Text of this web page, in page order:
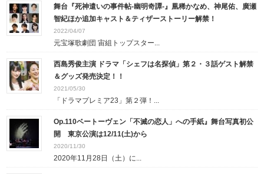
舞台『死神遣いの事件帖-幽明奇譚-』凰稀かなめ、神尾佑、廣瀬
智紀ほか追加キャスト＆ティザーストーリー解禁！
2022/04/07
元宝塚歌劇団 宙組トップスター...
西島秀俊主演 ドラマ「シェフは名探偵」第２・３話ゲスト解禁
＆グッズ発売決定！！
2021/05/30
「ドラマプレミア23」第２弾！...
Op.110ベートーヴェン「不滅の恋人」への手紙』舞台写真初公
開 東京公演は12/11(土)から
2020/11/30
2020年11月28日（土）に...